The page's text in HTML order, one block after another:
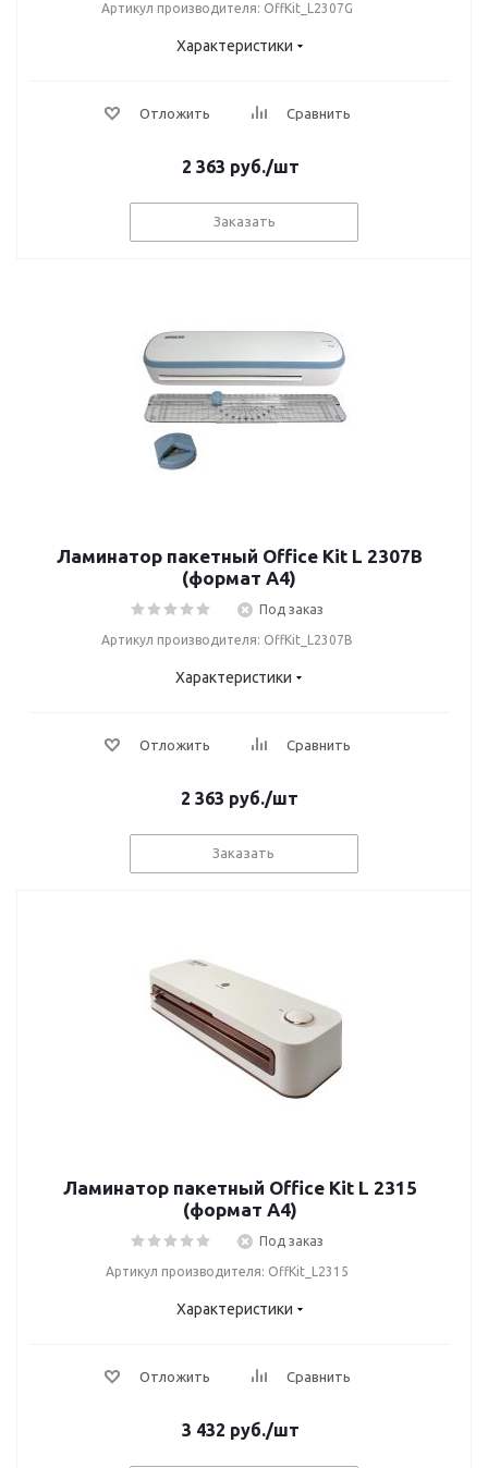
Артикул производителя: OffKit_L2307G
Характеристики
Отложить Сравнить
2 363 руб./шт
Заказать
Ламинатор пакетный Office Kit L 2307B
(формат А4)
Под заказ
Артикул производителя: OffKit_L2307B
Характеристики
Отложить Сравнить
2 363 руб./шт
Заказать
Ламинатор пакетный Office Kit L 2315
(формат А4)
Под заказ
Артикул производителя: OffKit_L2315
Характеристики
Отложить Сравнить
3 432 руб./шт